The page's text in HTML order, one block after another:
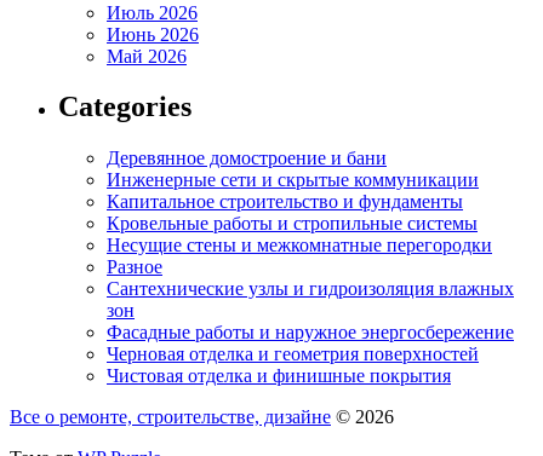
Июль 2026
Июнь 2026
Май 2026
Categories
Деревянное домостроение и бани
Инженерные сети и скрытые коммуникации
Капитальное строительство и фундаменты
Кровельные работы и стропильные системы
Несущие стены и межкомнатные перегородки
Разное
Сантехнические узлы и гидроизоляция влажных
зон
Фасадные работы и наружное энергосбережение
Черновая отделка и геометрия поверхностей
Чистовая отделка и финишные покрытия
Все о ремонте, строительстве, дизайне © 2026